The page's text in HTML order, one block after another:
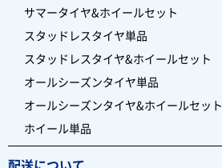
サマータイヤ&ホイールセット
スタッドレスタイヤ単品
スタッドレスタイヤ&ホイールセット
オールシーズンタイヤ単品
オールシーズンタイヤ&ホイールセット
ホイール単品